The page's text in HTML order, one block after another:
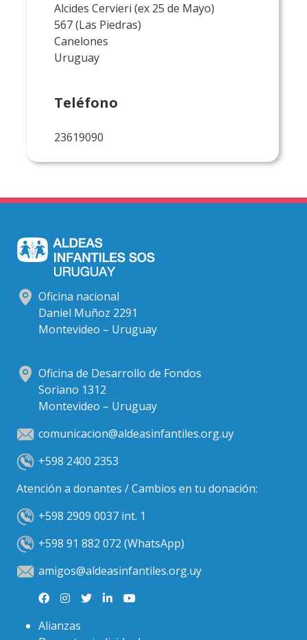
Alcides Cervieri (ex 25 de Mayo)
567 (Las Piedras)
Canelones
Uruguay
Teléfono
23619090
Oficina nacional
Daniel Muñoz 2291
Montevideo – Uruguay
Oficina de Desarrollo de Fondos
Soriano 1312
Montevideo – Uruguay
comunicacion@aldeasinfantiles.org.uy
+598 2400 2353
Atención a donantes / Cambios en tu donación:
+598 2909 0037 int. 1
+598 91 882 072 (WhatsApp)
amigos@aldeasinfantiles.org.uy
Alianzas